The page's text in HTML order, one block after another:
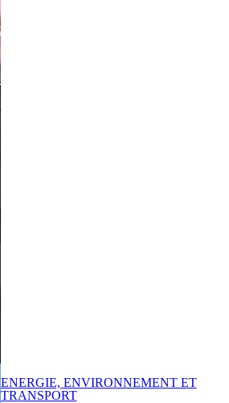
ENERGIE, ENVIRONNEMENT ET
TRANSPORT